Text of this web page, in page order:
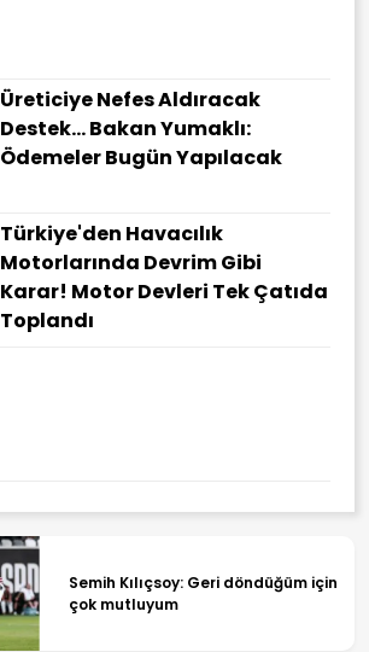
Üreticiye Nefes Aldıracak
Destek... Bakan Yumaklı:
Ödemeler Bugün Yapılacak
Türkiye'den Havacılık
Motorlarında Devrim Gibi
Karar! Motor Devleri Tek Çatıda
Toplandı
Semih Kılıçsoy: Geri döndüğüm için
çok mutluyum